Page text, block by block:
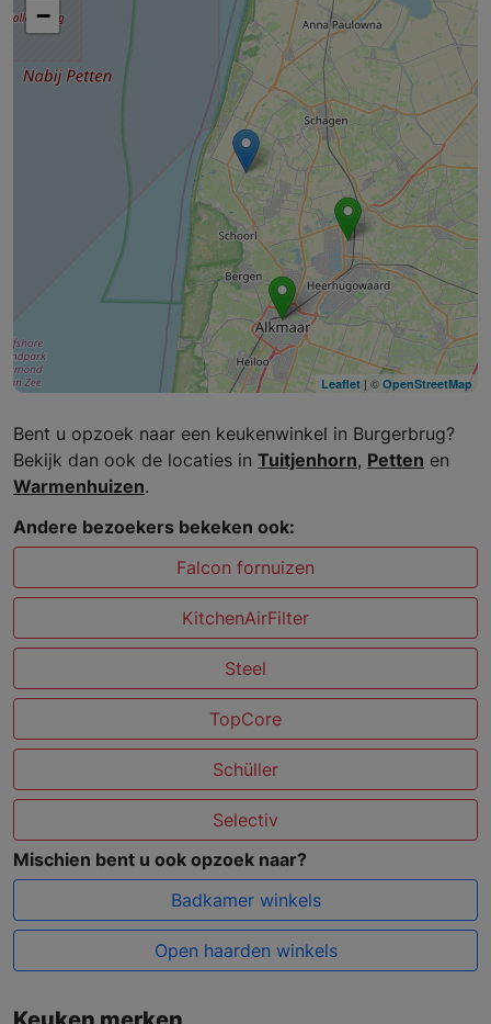
−
Leaflet | © OpenStreetMap
Bent u opzoek naar een keukenwinkel in Burgerbrug?
Bekijk dan ook de locaties in Tuitjenhorn, Petten en
Warmenhuizen.
Andere bezoekers bekeken ook:
Falcon fornuizen
KitchenAirFilter
Steel
TopCore
Schüller
Selectiv
Mischien bent u ook opzoek naar?
Badkamer winkels
Open haarden winkels